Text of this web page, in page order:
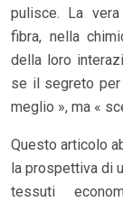
pulisce. La
fibra, nella
della loro
se il segreto
meglio », ma «
Questo articolo
la prospettiva di
tessuti